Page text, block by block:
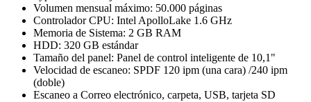
Volumen mensual máximo: 50.000 páginas
Controlador CPU: Intel ApolloLake 1.6 GHz
Memoria de Sistema: 2 GB RAM
HDD: 320 GB estándar
Tamaño del panel: Panel de control inteligente de 10,1"
Velocidad de escaneo: SPDF 120 ipm (una cara) /240 ipm
(doble)
Escaneo a Correo electrónico, carpeta, USB, tarjeta SD